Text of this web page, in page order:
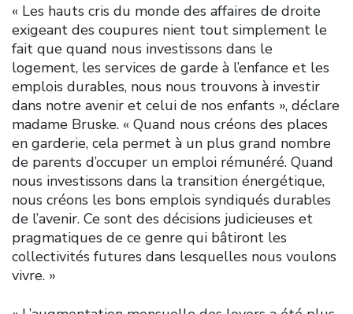
« Les hauts cris du monde des affaires de droite
exigeant des coupures nient tout simplement le
fait que quand nous investissons dans le
logement, les services de garde à l’enfance et les
emplois durables, nous nous trouvons à investir
dans notre avenir et celui de nos enfants », déclare
madame Bruske. « Quand nous créons des places
en garderie, cela permet à un plus grand nombre
de parents d’occuper un emploi rémunéré. Quand
nous investissons dans la transition énergétique,
nous créons les bons emplois syndiqués durables
de l’avenir. Ce sont des décisions judicieuses et
pragmatiques de ce genre qui bâtiront les
collectivités futures dans lesquelles nous voulons
vivre. »